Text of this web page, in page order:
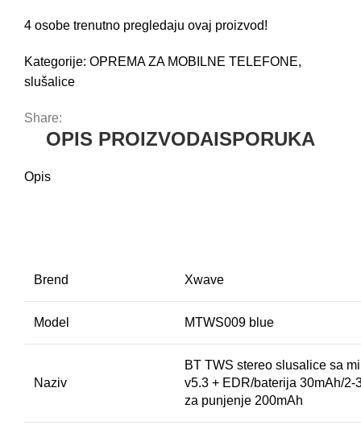
4 osobe trenutno pregledaju ovaj proizvod!
Kategorije: OPREMA ZA MOBILNE TELEFONE,
slušalice
Share:
OPIS PROIZVODAISPORUKA
Opis
Brend Xwave
Model MTWS009 blue
Naziv
BT TWS stereo slusalice sa
v5.3 + EDR/baterija 30mAh/2-
za punjenje 200mAh